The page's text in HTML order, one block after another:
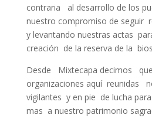
contraria al desarrollo de los
nuestro compromiso de seguir
y levantando nuestras actas
creación de la reserva de la
Desde Mixtecapa decimos
organizaciones aquí reunidas
vigilantes y en pie de lucha
mas a nuestro patrimonio